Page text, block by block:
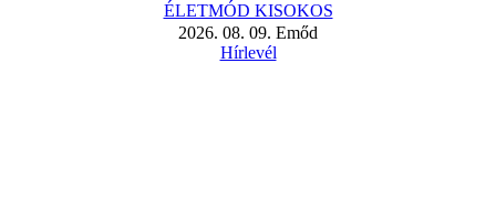
ÉLETMÓD KISOKOS
2026. 08. 09. Emőd
Hírlevél